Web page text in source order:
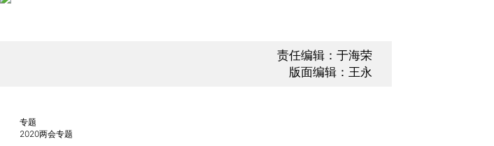
责任编辑：于海荣
版面编辑：王永
专题
2020两会专题